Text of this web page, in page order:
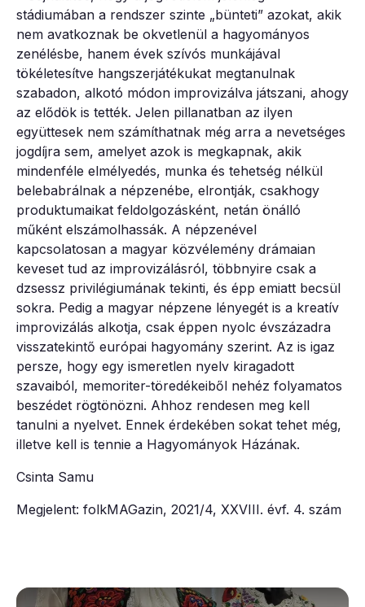
stádiumában a rendszer szinte „bünteti” azokat, akik
nem avatkoznak be okvetlenül a hagyományos
zenélésbe, hanem évek szívós munkájával
tökéletesítve hangszerjátékukat megtanulnak
szabadon, alkotó módon improvizálva játszani, ahogy
az elődök is tették. Jelen pillanatban az ilyen
együttesek nem számíthatnak még arra a nevetséges
jogdíjra sem, amelyet azok is megkapnak, akik
mindenféle elmélyedés, munka és tehetség nélkül
belebabrálnak a népzenébe, elrontják, csakhogy
produktumaikat feldolgozásként, netán önálló
műként elszámolhassák. A népzenével
kapcsolatosan a magyar közvélemény drámaian
keveset tud az improvizálásról, többnyire csak a
dzsessz privilégiumának tekinti, és épp emiatt becsül
sokra. Pedig a magyar népzene lényegét is a kreatív
improvizálás alkotja, csak éppen nyolc évszázadra
visszatekintő európai hagyomány szerint. Az is igaz
persze, hogy egy ismeretlen nyelv kiragadott
szavaiból, memoriter-töredékeiből nehéz folyamatos
beszédet rögtönözni. Ahhoz rendesen meg kell
tanulni a nyelvet. Ennek érdekében sokat tehet még,
illetve kell is tennie a Hagyományok Házának.
Csinta Samu
Megjelent: folkMAGazin, 2021/4, XXVIII. évf. 4. szám